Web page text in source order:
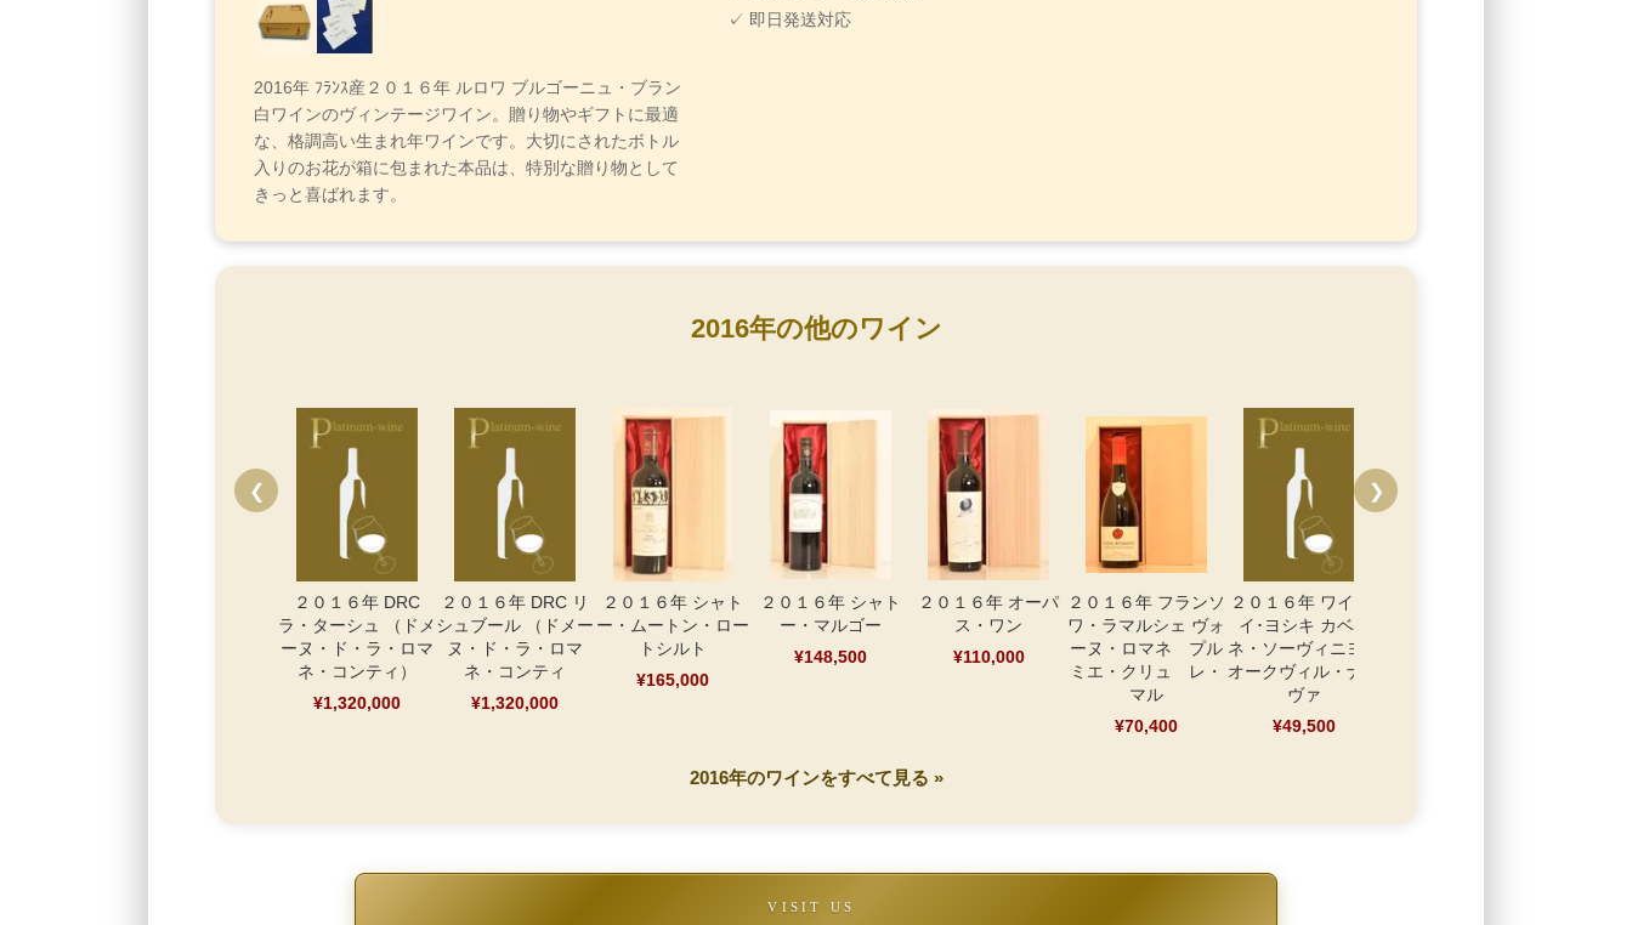
2016年 ﾌﾗﾝｽ産２０１６年 ルロワ ブルゴーニュ・ブラン
白ワインのヴィンテージワイン。贈り物やギフトに最適
な、格調高い生まれ年ワインです。大切にされたボトル
入りのお花が箱に包まれた本品は、特別な贈り物として
きっと喜ばれます。
✓ 即日発送対応
2016年の他のワイン
❮
２０１６年 DRC
ラ・ターシュ （ドメ
ーヌ・ド・ラ・ロマ
ネ・コンティ）
¥1,320,000
２０１６年 DRC リ
シュブール （ドメー
ヌ・ド・ラ・ロマ
ネ・コンティ
¥1,320,000
２０１６年 シャト
ー・ムートン・ロー
トシルト
¥165,000
２０１６年 シャト
ー・マルゴー
¥148,500
２０１６年 オーパ
ス・ワン
¥110,000
２０１６年 フランソ
ワ・ラマルシェ ヴォ
ーヌ・ロマネ プル
ミエ・クリュ レ・
マル
¥70,400
２０１６年 ワイ･バ
イ･ヨシキ カベル
ネ・ソーヴィニヨン
オークヴィル・ナパ
ヴァ
¥49,500
❯
2016年のワインをすべて見る »
VISIT US